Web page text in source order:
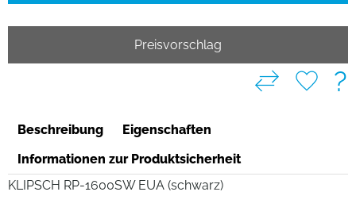
Preisvorschlag
?
Beschreibung
Eigenschaften
Informationen zur Produktsicherheit
KLIPSCH RP-1600SW EUA (schwarz)